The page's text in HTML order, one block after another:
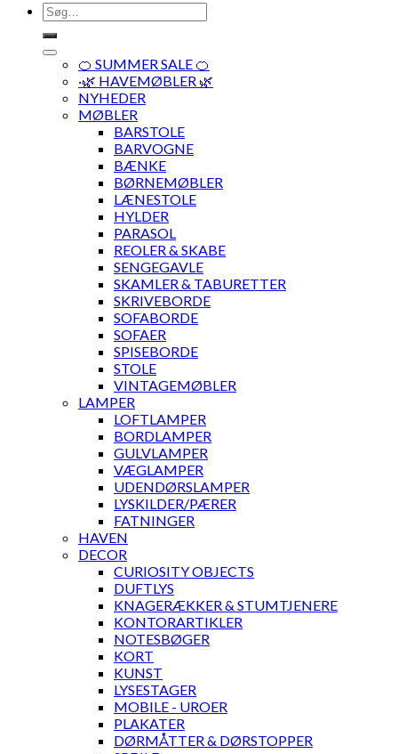
Søg
efter:
🍊 SUMMER SALE 🍊
·🌿 HAVEMØBLER 🌿
NYHEDER
MØBLER
BARSTOLE
BARVOGNE
BÆNKE
BØRNEMØBLER
LÆNESTOLE
HYLDER
PARASOL
REOLER & SKABE
SENGEGAVLE
SKAMLER & TABURETTER
SKRIVEBORDE
SOFABORDE
SOFAER
SPISEBORDE
STOLE
VINTAGEMØBLER
LAMPER
LOFTLAMPER
BORDLAMPER
GULVLAMPER
VÆGLAMPER
UDENDØRSLAMPER
LYSKILDER/PÆRER
FATNINGER
HAVEN
DECOR
CURIOSITY OBJECTS
DUFTLYS
KNAGERÆKKER & STUMTJENERE
KONTORARTIKLER
NOTESBØGER
KORT
KUNST
LYSESTAGER
MOBILE - UROER
PLAKATER
DØRMÅTTER & DØRSTOPPER